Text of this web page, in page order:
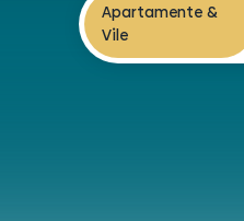
Apartamente &
Vile